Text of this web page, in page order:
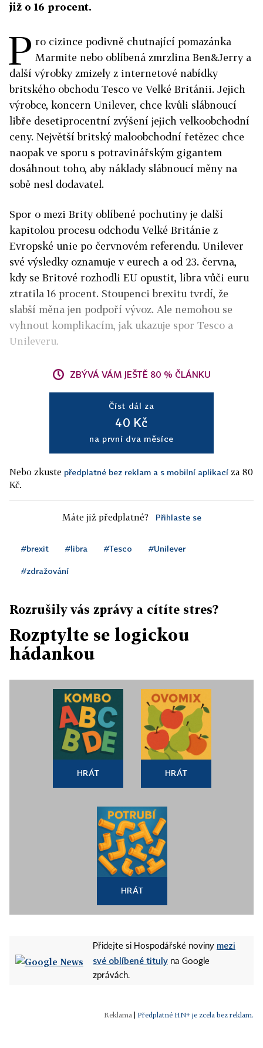
již o 16 procent.
P ro cizince podivně chutnající pomazánka
Marmite nebo oblíbená zmrzlina Ben&Jerry a
další výrobky zmizely z internetové nabídky
britského obchodu Tesco ve Velké Británii. Jejich
výrobce, koncern Unilever, chce kvůli slábnoucí
libře desetiprocentní zvýšení jejich velkoobchodní
ceny. Největší britský maloobchodní řetězec chce
naopak ve sporu s potravinářským gigantem
dosáhnout toho, aby náklady slábnoucí měny na
sobě nesl dodavatel.
Spor o mezi Brity oblíbené pochutiny je další
kapitolou procesu odchodu Velké Británie z
Evropské unie po červnovém referendu. Unilever
své výsledky oznamuje v eurech a od 23. června,
kdy se Britové rozhodli EU opustit, libra vůči euru
ztratila 16 procent. Stoupenci brexitu tvrdí, že
slabší měna jen podpoří vývoz. Ale nemohou se
vyhnout komplikacím, jak ukazuje spor Tesco a
Unileveru.
ZBÝVÁ VÁM JEŠTĚ 80 % ČLÁNKU
Číst dál za
40 Kč
na první dva měsíce
Nebo zkuste předplatné bez reklam a s mobilní aplikací za 80
Kč.
Máte již předplatné? Přihlaste se
#brexit #libra #Tesco #Unilever
#zdražování
Rozrušily vás zprávy a cítíte stres?
Rozptylte se logickou
hádankou
HRÁT HRÁT
HRÁT
Přidejte si Hospodářské noviny mezi
své oblíbené tituly na Google
zprávách.
Předplatné HN+ je zcela bez reklam.